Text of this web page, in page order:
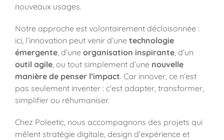
nouveaux usages.
Notre approche est volontairement décloisonnée :
ici, l’innovation peut venir d’une technologie
émergente , d’une organisation inspirante , d’un
outil agile , ou tout simplement d’une nouvelle
manière de penser l’impact. Car innover, ce n’est
pas seulement inventer : c’est adapter, transformer,
simplifier ou réhumaniser.
Chez Poleetic, nous accompagnons des projets qui
mêlent stratégie digitale, design d’expérience et